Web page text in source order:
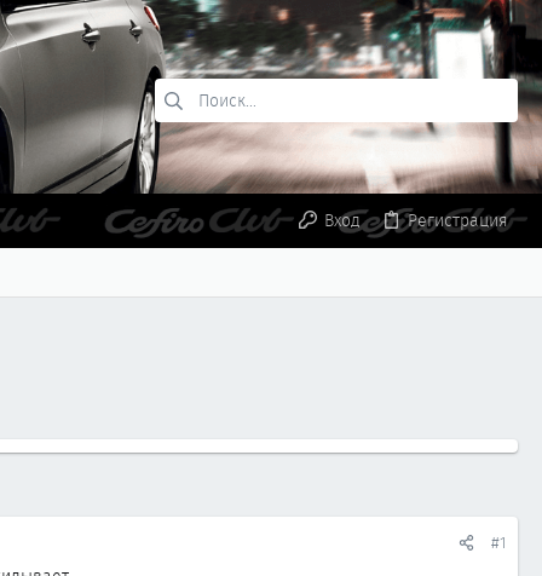
Вход Регистрация
#1